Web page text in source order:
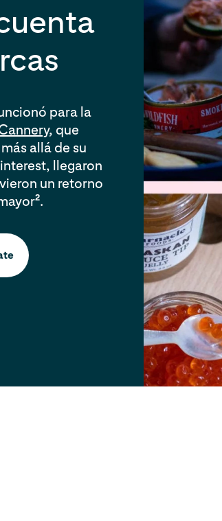
para la
, que
allá de su
llegaron
un retorno
2.